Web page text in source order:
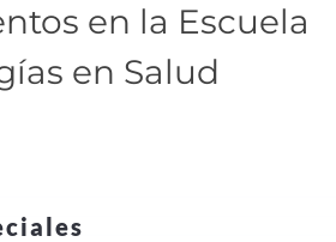
en la Escuela
en Salud